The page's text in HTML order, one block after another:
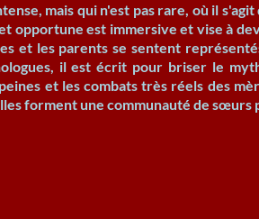
mais qui n'est pas rare, où il
opportune est immersive et vise à
et les parents se sentent
il est écrit pour briser le
et les combats très réels des
forment une communauté de sœurs